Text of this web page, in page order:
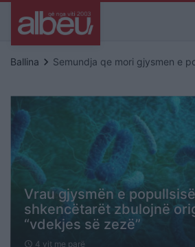
Ballina keyboard_arrow_right Semundja qe mori gjysmen e
Vrau gjysmën e
shkencëtarët zbulojnë
“vdekjes së zezë”
schedule 4 vit me parë